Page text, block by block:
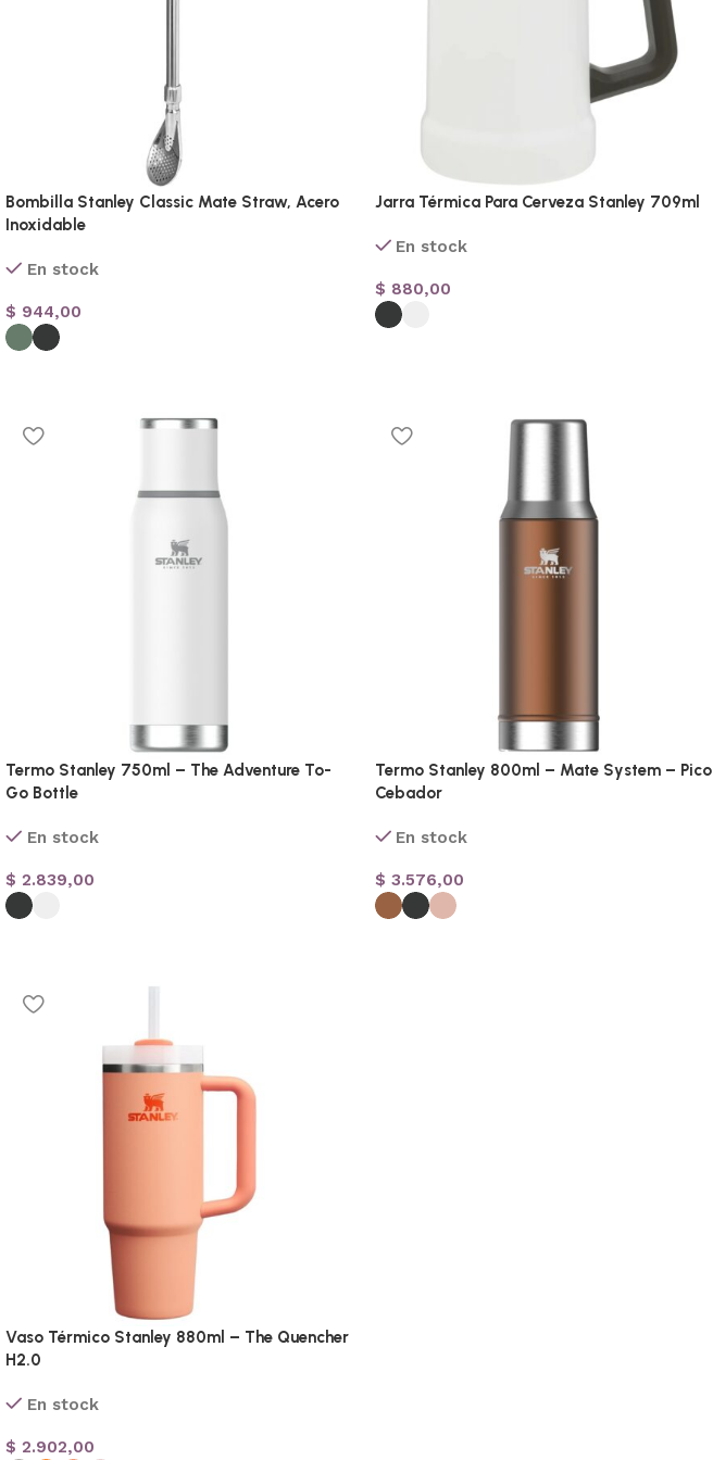
Bombilla Stanley Classic Mate Straw, Acero
Inoxidable
En stock
$ 944,00
Jarra Térmica Para Cerveza Stanley 709ml
En stock
$ 880,00
Termo Stanley 750ml – The Adventure To-
Go Bottle
En stock
$ 2.839,00
Termo Stanley 800ml – Mate System – Pico
Cebador
En stock
$ 3.576,00
Vaso Térmico Stanley 880ml – The Quencher
H2.0
En stock
$ 2.902,00